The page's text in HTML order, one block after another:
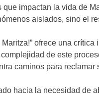
impactan la vida de
aislados, sino el
ofrece una
de este
caminos para reclamar
hacia la necesidad de